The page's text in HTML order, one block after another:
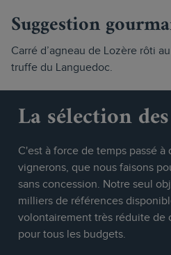
Suggestion
Carré d’agneau de Lozère rôti
truffe du Languedoc.
La sélection
C'est à force de temps passé à
vignerons, que nous faisons
sans concession. Notre seul
milliers de références
volontairement très réduite de
pour tous les budgets.